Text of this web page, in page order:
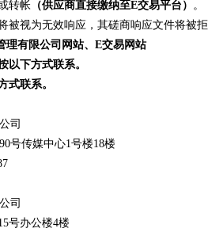
转帐 （供应商直接缴纳至E交易平台） 。
被视为无效响应，其磋商响应文件将被拒
理有限公司网站、E交易网站
以下方式联系。
式联系。
司
号传媒中心1号楼18楼
司
号办公楼4楼